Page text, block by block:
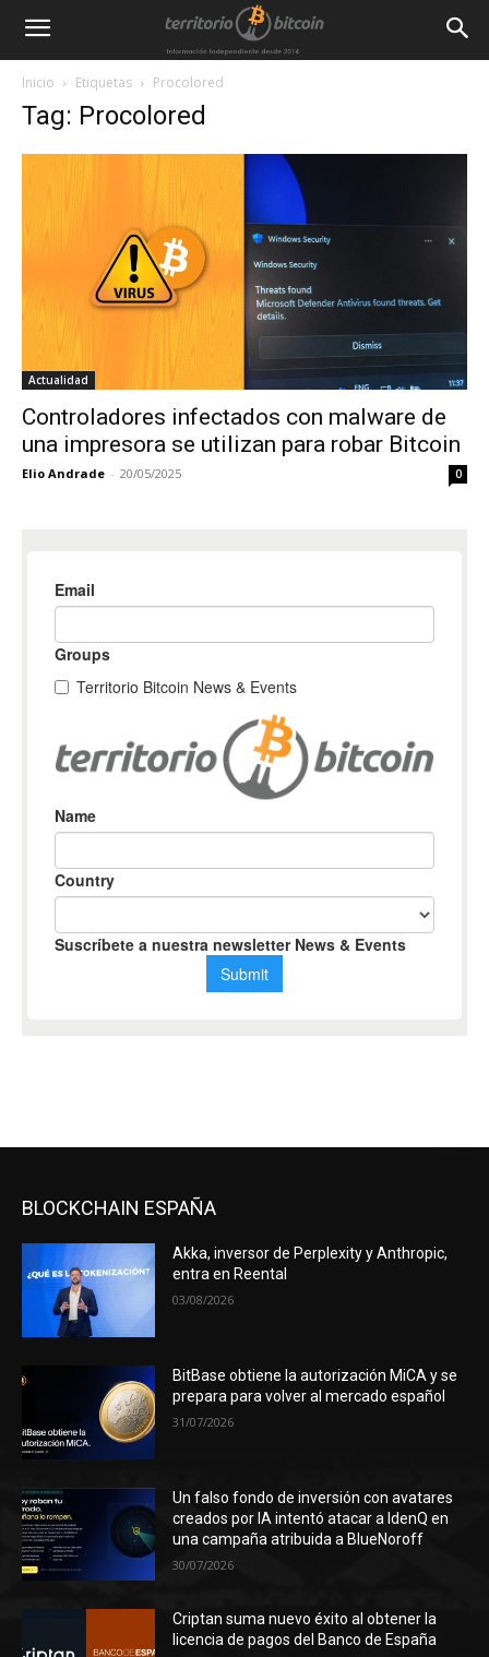
Inicio Etiquetas Procolored
Tag: Procolored
Actualidad
Controladores infectados con malware de
una impresora se utilizan para robar Bitcoin
Elio Andrade - 20/05/2025 0
BLOCKCHAIN ESPAÑA
Akka, inversor de Perplexity y Anthropic,
entra en Reental
03/08/2026
BitBase obtiene la autorización MiCA y se
prepara para volver al mercado español
31/07/2026
Un falso fondo de inversión con avatares
creados por IA intentó atacar a IdenQ en
una campaña atribuida a BlueNoroff
30/07/2026
Criptan suma nuevo éxito al obtener la
licencia de pagos del Banco de España